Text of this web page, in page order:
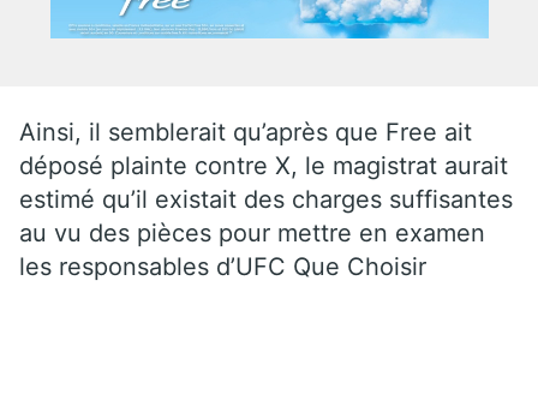
Ainsi, il semblerait qu’après que Free ait
déposé plainte contre X, le magistrat aurait
estimé qu’il existait des charges suffisantes
au vu des pièces pour mettre en examen
les responsables d’UFC Que Choisir